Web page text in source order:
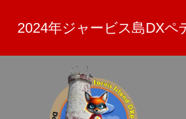
2024年ジャービス島DXペ
NEWS スポ